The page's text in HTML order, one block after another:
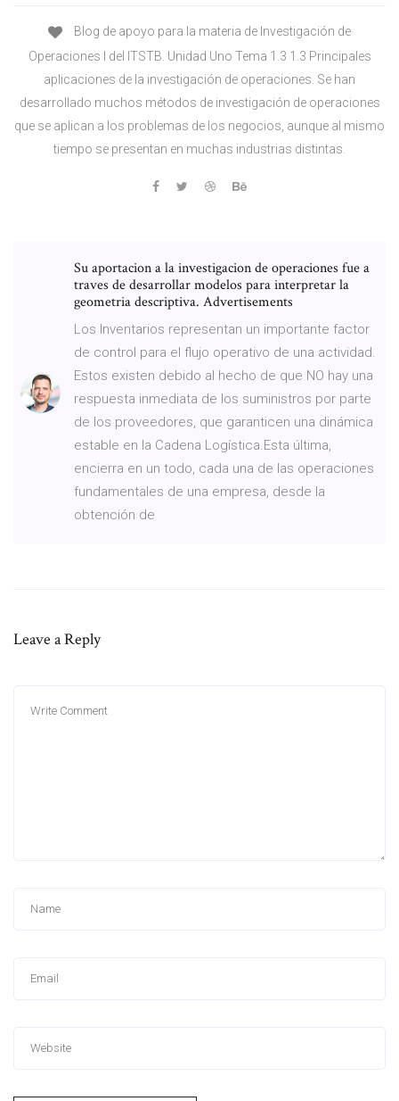
Blog de apoyo para la materia de Investigación de
Operaciones I del ITSTB. Unidad Uno Tema 1.3 1.3 Principales
aplicaciones de la investigación de operaciones. Se han
desarrollado muchos métodos de investigación de operaciones
que se aplican a los problemas de los negocios, aunque al mismo
tiempo se presentan en muchas industrias distintas.
Su aportacion a la investigacion de operaciones fue a
traves de desarrollar modelos para interpretar la
geometria descriptiva. Advertisements
Los Inventarios representan un importante factor
de control para el flujo operativo de una actividad.
Estos existen debido al hecho de que NO hay una
respuesta inmediata de los suministros por parte
de los proveedores, que garanticen una dinámica
estable en la Cadena Logística.Esta última,
encierra en un todo, cada una de las operaciones
fundamentales de una empresa, desde la
obtención de
Leave a Reply